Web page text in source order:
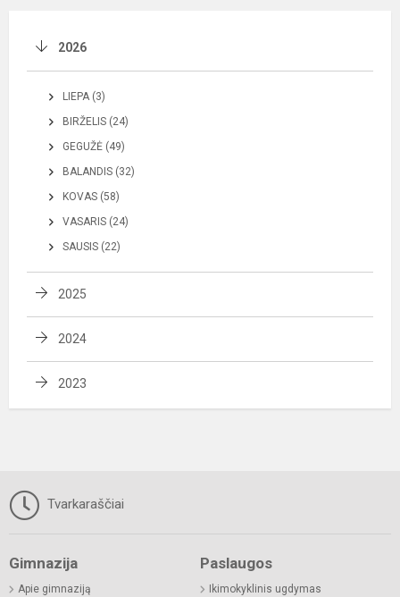
2026
LIEPA (3)
BIRŽELIS (24)
GEGUŽĖ (49)
BALANDIS (32)
KOVAS (58)
VASARIS (24)
SAUSIS (22)
2025
2024
2023
Tvarkaraščiai
Gimnazija
Apie gimnaziją
Paslaugos
Ikimokyklinis ugdymas